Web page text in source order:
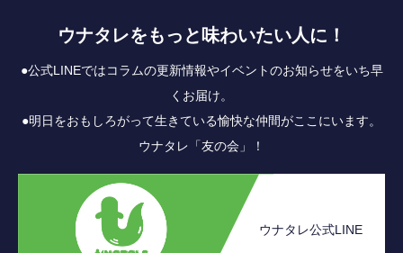
ウナタレをもっと味わいたい人に！
●公式LINEではコラムの更新情報やイベントのお知らせをいち早
くお届け。
●明日をおもしろがって生きている愉快な仲間がここにいます。
ウナタレ「友の会」！
ウナタレ公式LINE